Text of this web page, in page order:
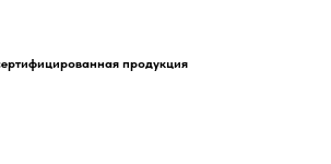
продукция